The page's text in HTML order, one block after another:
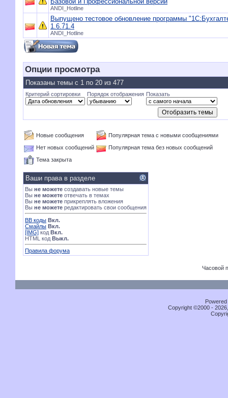
ANDI_Hotline
Выпущено тестовое обновление программы
1.6.71.4
ANDI_Hotline
Опции просмотра
Показаны темы с 1 по 20 из 477
Критерий сортировки Порядок отображения Показать
Новые сообщения
Популярная тема с новыми сообщениями
Нет новых сообщений
Популярная тема без новых сообщений
Тема закрыта
Ваши права в разделе
Вы не можете создавать новые темы
Вы не можете отвечать в темах
Вы не можете прикреплять вложения
Вы не можете редактировать свои сообщения
BB коды Вкл.
Смайлы Вкл.
[IMG] код Вкл.
HTML код Выкл.
Правила форума
Часовой
Copyright ©2000 -